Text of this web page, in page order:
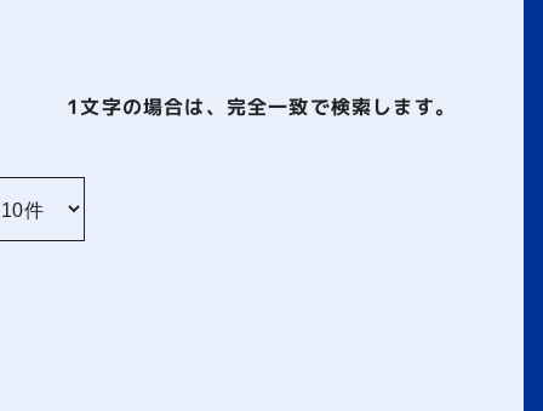
1文字の場合は、完全一致で検索します。